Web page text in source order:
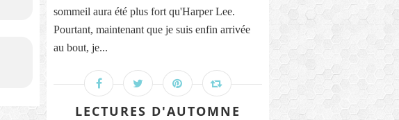
sommeil aura été plus fort qu'Harper Lee.
Pourtant, maintenant que je suis enfin arrivée
au bout, je...
LECTURES D'AUTOMNE